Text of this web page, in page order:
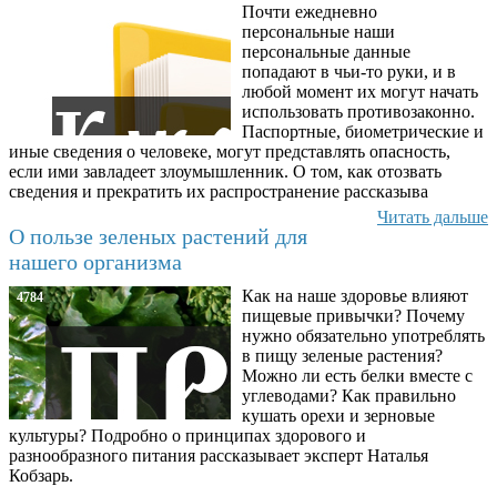
Почти ежедневно
персональные наши
персональные данные
попадают в чьи-то руки, и в
любой момент их могут начать
использовать противозаконно.
Паспортные, биометрические и
иные сведения о человеке, могут представлять опасность,
если ими завладеет злоумышленник. О том, как отозвать
сведения и прекратить их распространение рассказыва
Читать дальше
О пользе зеленых растений для
нашего организма
4784
Как на наше здоровье влияют
пищевые привычки? Почему
нужно обязательно употреблять
в пищу зеленые растения?
Можно ли есть белки вместе с
углеводами? Как правильно
кушать орехи и зерновые
культуры? Подробно о принципах здорового и
разнообразного питания рассказывает эксперт Наталья
Кобзарь.